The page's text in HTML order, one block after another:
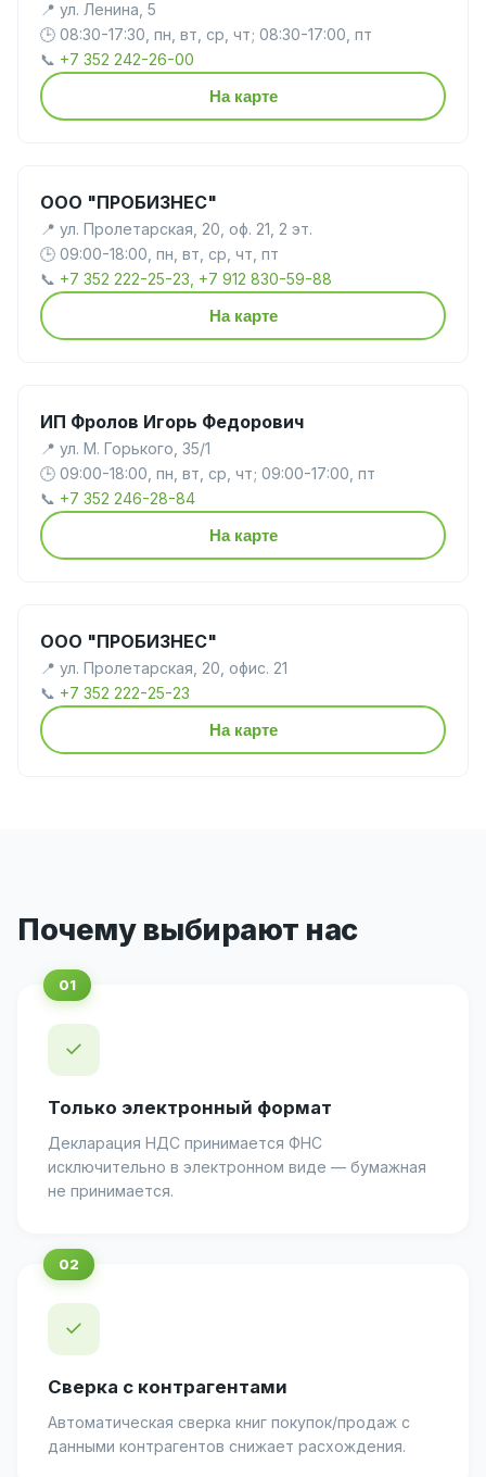
📍 ул. Ленина, 5
🕒 08:30-17:30, пн, вт, ср, чт; 08:30-17:00, пт
📞 +7 352 242-26-00
На карте
ООО "ПРОБИЗНЕС"
📍 ул. Пролетарская, 20, оф. 21, 2 эт.
🕒 09:00-18:00, пн, вт, ср, чт, пт
📞 +7 352 222-25-23, +7 912 830-59-88
На карте
ИП Фролов Игорь Федорович
📍 ул. М. Горького, 35/1
🕒 09:00-18:00, пн, вт, ср, чт; 09:00-17:00, пт
📞 +7 352 246-28-84
На карте
ООО "ПРОБИЗНЕС"
📍 ул. Пролетарская, 20, офис. 21
📞 +7 352 222-25-23
На карте
Почему выбирают нас
✓
Только электронный формат
Декларация НДС принимается ФНС
исключительно в электронном виде — бумажная
не принимается.
✓
Сверка с контрагентами
Автоматическая сверка книг покупок/продаж с
данными контрагентов снижает расхождения.